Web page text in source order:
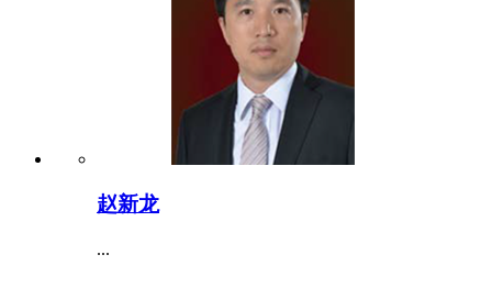
赵新龙
...